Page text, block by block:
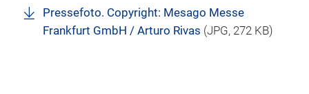
Pressefoto. Copyright: Mesago Messe
Frankfurt GmbH / Arturo Rivas (JPG, 272 KB)